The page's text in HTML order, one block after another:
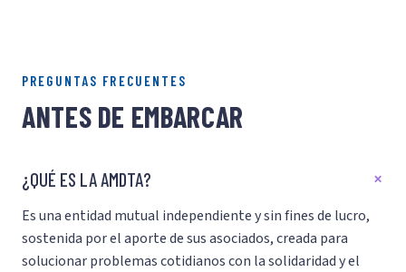
PREGUNTAS FRECUENTES
ANTES DE EMBARCAR
¿QUÉ ES LA AMDTA?
Es una entidad mutual independiente y sin fines de lucro,
sostenida por el aporte de sus asociados, creada para
solucionar problemas cotidianos con la solidaridad y el